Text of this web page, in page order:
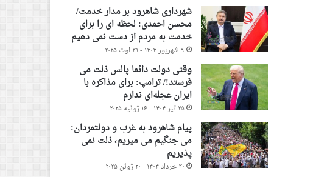
شهرداری شاهرود بر مدار خدمت/
محسن احمدی: لحظه ای را برای
خدمت به مردم از دست نمی دهیم
۹ شهریور ۱۴۰۴ - ۳۱ اوت ۲۰۲۵
وقتی دولت دائما پالس ذلت می
فرستد!/ ترامپ: برای مذاکره با
ایران عجله‌ای ندارم
۲۵ تیر ۱۴۰۴ - ۱۶ ژوئیه ۲۰۲۵
پیام شاهرود به غرب و دولتمردان:
می جنگیم می میریم، ذلت نمی
پذیریم
۳۰ خرداد ۱۴۰۴ - ۲۰ ژوئن ۲۰۲۵